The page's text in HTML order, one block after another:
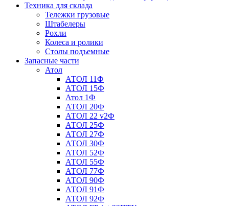
Техника для склада
Тележки грузовые
Штабелеры
Рохли
Колеса и ролики
Столы подъемные
Запасные части
Атол
АТОЛ 11Ф
АТОЛ 15Ф
Атол 1Ф
АТОЛ 20Ф
АТОЛ 22 v2Ф
АТОЛ 25Ф
АТОЛ 27Ф
АТОЛ 30Ф
АТОЛ 52Ф
АТОЛ 55Ф
АТОЛ 77Ф
АТОЛ 90Ф
АТОЛ 91Ф
АТОЛ 92Ф